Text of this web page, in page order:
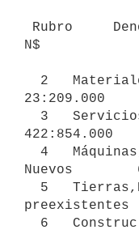
N$
23:209.000
422:854.000
Nuevos
preexistentes